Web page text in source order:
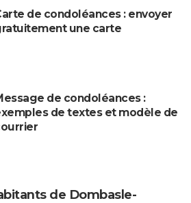
de condoléances : envoyer
une carte
de condoléances :
de textes et modèle de
de Dombasle-